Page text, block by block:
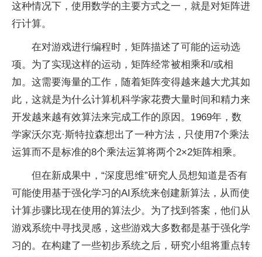
这种情况下，使用数学的主要方式之一，就是对矩阵进
行计算。
在对游戏进行编程时，矩阵描述了可能的运动选
项。为了实现这样的运动，矩阵经常被相乘和/或相
加。这需要海量的工作，随着矩阵变得越来越大尤其如
此，这就是为什么计算机科学家花费大量时间和精力来
开发越来越有效算法来完成工作的原因。1969年，数
学家沃尔克·斯特拉森想出了一种方法，只使用7个乘法
运算而不是标准的8个乘法运算将两个2×2矩阵相乘。
但在新成果中，“深度思维”研究人员想知道是否有
可能使用基于强化学习的AI系统来创建新算法，从而使
计算步骤比现在使用的算法少。为了找到答案，他们从
游戏系统中寻找灵感，这些游戏大多数都是基于强化学
习的。在构建了一些初步系统之后，研究小组将重点转